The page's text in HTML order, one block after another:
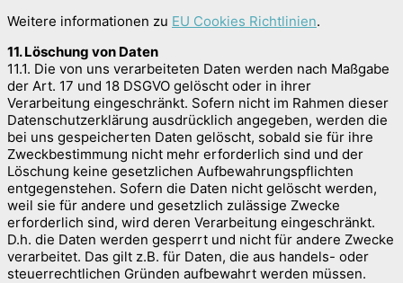
Weitere informationen zu EU Cookies Richtlinien.
11. Löschung von Daten
11.1. Die von uns verarbeiteten Daten werden nach Maßgabe
der Art. 17 und 18 DSGVO gelöscht oder in ihrer
Verarbeitung eingeschränkt. Sofern nicht im Rahmen dieser
Datenschutzerklärung ausdrücklich angegeben, werden die
bei uns gespeicherten Daten gelöscht, sobald sie für ihre
Zweckbestimmung nicht mehr erforderlich sind und der
Löschung keine gesetzlichen Aufbewahrungspflichten
entgegenstehen. Sofern die Daten nicht gelöscht werden,
weil sie für andere und gesetzlich zulässige Zwecke
erforderlich sind, wird deren Verarbeitung eingeschränkt.
D.h. die Daten werden gesperrt und nicht für andere Zwecke
verarbeitet. Das gilt z.B. für Daten, die aus handels- oder
steuerrechtlichen Gründen aufbewahrt werden müssen.